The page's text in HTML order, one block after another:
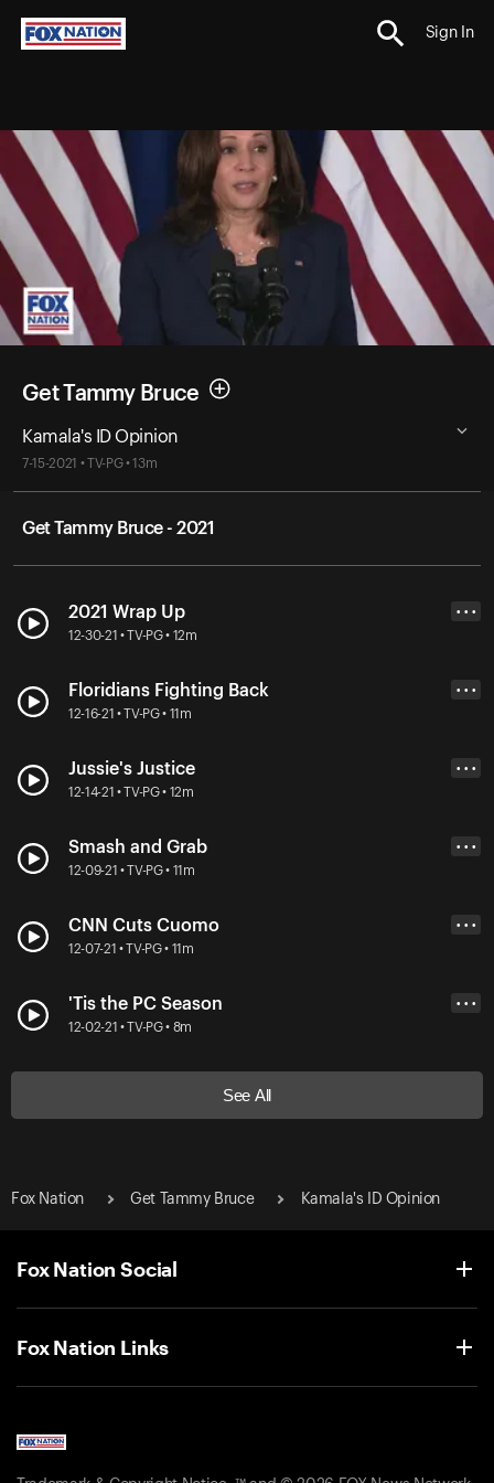
Sign In
Get Tammy Bruce
Kamala's ID Opinion
7-15-2021 • TV-PG • 13m
Get Tammy Bruce - 2021
2021 Wrap Up
12-30-21 • TV-PG • 12m
• • •
Floridians Fighting Back
12-16-21 • TV-PG • 11m
• • •
Jussie's Justice
12-14-21 • TV-PG • 12m
• • •
Smash and Grab
12-09-21 • TV-PG • 11m
• • •
CNN Cuts Cuomo
12-07-21 • TV-PG • 11m
• • •
'Tis the PC Season
12-02-21 • TV-PG • 8m
• • •
See All
Fox Nation Get Tammy Bruce Kamala's ID Opinion
Fox Nation Social
Fox Nation Links